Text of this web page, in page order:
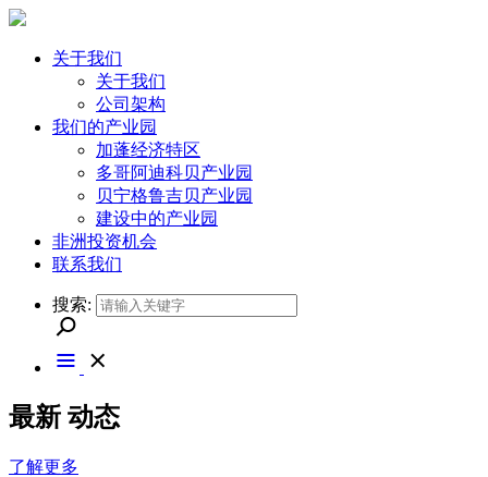
关于我们
关于我们
公司架构
我们的产业园
加蓬经济特区
多哥阿迪科贝产业园
贝宁格鲁吉贝产业园
建设中的产业园
非洲投资机会
联系我们
搜索:
最新 动态
了解更多